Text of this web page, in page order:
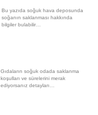
Bu yazıda soğuk hava deposunda
soğanın saklanması hakkında
bilgiler bulabilir…
Gıdaların soğuk odada saklanma
koşulları ve sürelerini merak
ediyorsanız detayları…